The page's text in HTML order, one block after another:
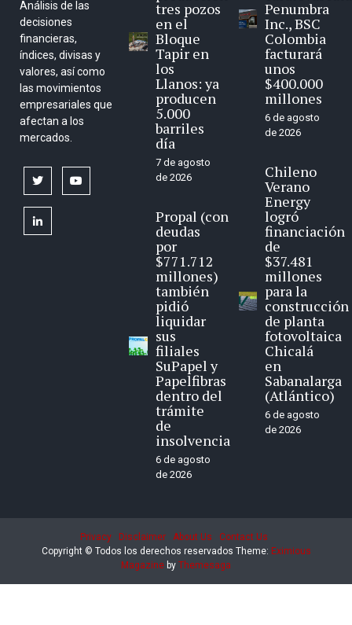
Análisis de las
decisiones
financieras,
índices, divisas y
valores, así como
las movimientos
empresariales que
afectan a los
mercados.
twitter
linkedin
tres pozos
en el
Bloque
Tapir en
los
Llanos: ya
producen
5.000
barriles
día
7 de agosto
de 2026
Propal (con
deudas
por
$771.712
millones)
también
pidió
liquidar
sus
filiales
SuPapel y
Papelfibras
dentro del
trámite
de
insolvencia
6 de agosto
de 2026
Penumbra
Inc., BSC
Colombia
facturará
unos
$400.000
millones
6 de agosto
de 2026
Chileno
Verano
Energy
logró
financiación
de
$37.481
millones
para la
construcción
de planta
fotovoltaica
Chicalá
en
Sabanalarga
(Atlántico)
6 de agosto
de 2026
Privacy Disclaimer About Us
Contact Us
Copyright © Todos los derechos reservados Theme: Eximious
Magazine by Themesaga